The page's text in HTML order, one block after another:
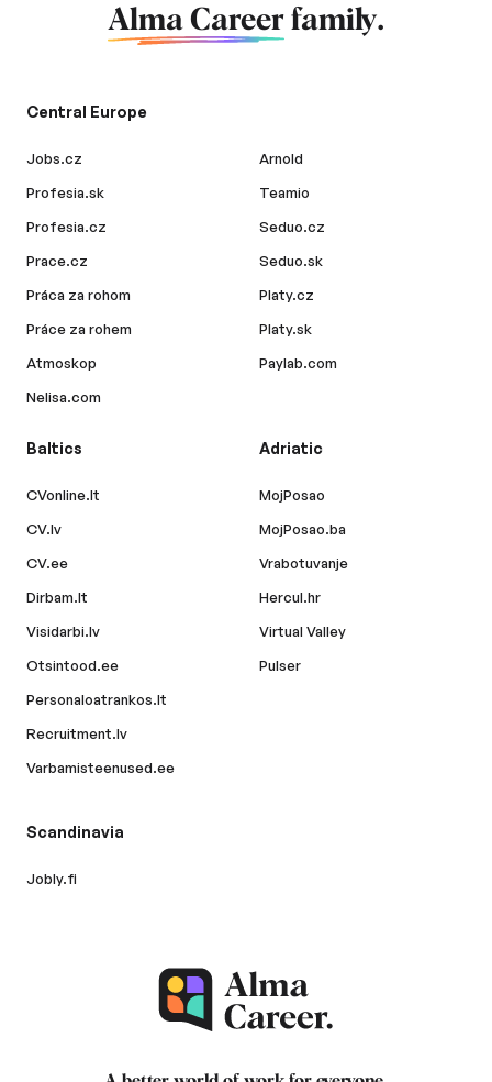
Alma Career family.
Central Europe
Jobs.cz
Profesia.sk
Profesia.cz
Prace.cz
Práca za rohom
Práce za rohem
Atmoskop
Nelisa.com
Arnold
Teamio
Seduo.cz
Seduo.sk
Platy.cz
Platy.sk
Paylab.com
Baltics
CVonline.lt
CV.lv
CV.ee
Dirbam.lt
Visidarbi.lv
Otsintood.ee
Personaloatrankos.lt
Recruitment.lv
Varbamisteenused.ee
Adriatic
MojPosao
MojPosao.ba
Vrabotuvanje
Hercul.hr
Virtual Valley
Pulser
Scandinavia
Jobly.fi